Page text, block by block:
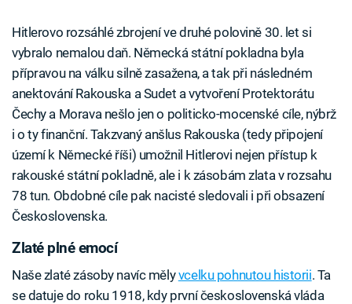
Hitlerovo rozsáhlé zbrojení ve druhé polovině 30. let si
vybralo nemalou daň. Německá státní pokladna byla
přípravou na válku silně zasažena, a tak při následném
anektování Rakouska a Sudet a vytvoření Protektorátu
Čechy a Morava nešlo jen o politicko-mocenské cíle, nýbrž
i o ty finanční. Takzvaný anšlus Rakouska (tedy připojení
území k Německé říši) umožnil Hitlerovi nejen přístup k
rakouské státní pokladně, ale i k zásobám zlata v rozsahu
78 tun. Obdobné cíle pak nacisté sledovali i při obsazení
Československa.
Zlaté plné emocí
Naše zlaté zásoby navíc mělyvcelku pohnutou historii. Ta
se datuje do roku 1918, kdy první československá vláda